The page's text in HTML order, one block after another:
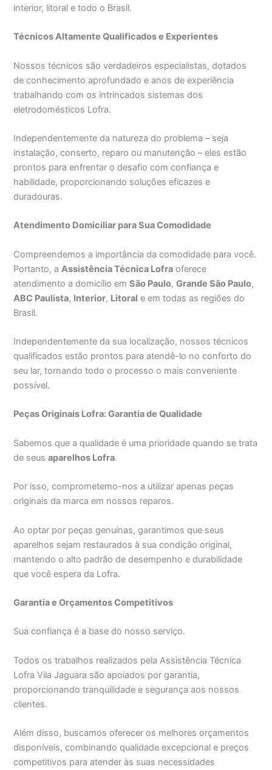
interior, litoral e todo o Brasil.
Técnicos Altamente Qualificados e Experientes
Nossos técnicos são verdadeiros especialistas, dotados
de conhecimento aprofundado e anos de experiência
trabalhando com os intrincados sistemas dos
eletrodomésticos Lofra.
Independentemente da natureza do problema – seja
instalação, conserto, reparo ou manutenção – eles estão
prontos para enfrentar o desafio com confiança e
habilidade, proporcionando soluções eficazes e
duradouras.
Atendimento Domiciliar para Sua Comodidade
Compreendemos a importância da comodidade para você.
Portanto, aAssistência Técnica Lofra oferece
atendimento a domicílio emSão Paulo,Grande São Paulo,
ABC Paulista, Interior, Litoral e em todas as regiões do
Brasil.
Independentemente da sua localização, nossos técnicos
qualificados estão prontos para atendê-lo no conforto do
seu lar, tornando todo o processo o mais conveniente
possível.
Peças Originais Lofra: Garantia de Qualidade
Sabemos que a qualidade é uma prioridade quando se trata
de seusaparelhos Lofra.
Por isso, comprometemo-nos a utilizar apenas peças
originais da marca em nossos reparos.
Ao optar por peças genuínas, garantimos que seus
aparelhos sejam restaurados à sua condição original,
mantendo o alto padrão de desempenho e durabilidade
que você espera da Lofra.
Garantia e Orçamentos Competitivos
Sua confiança é a base do nosso serviço.
Todos os trabalhos realizados pela Assistência Técnica
Lofra Vila Jaguara são apoiados por garantia,
proporcionando tranquilidade e segurança aos nossos
clientes.
Além disso, buscamos oferecer os melhores orçamentos
disponíveis, combinando qualidade excepcional e preços
competitivos para atender às suas necessidades